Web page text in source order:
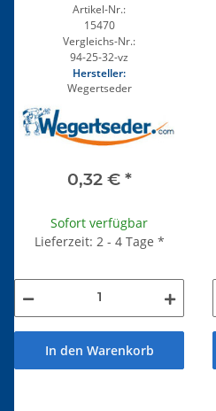
Artikel-Nr.:
15470
Vergleichs-Nr.:
94-25-32-vz
Hersteller:
Wegertseder
0,32 € *
Sofort verfügbar
Lieferzeit: 2 - 4 Tage *
In den Warenkorb